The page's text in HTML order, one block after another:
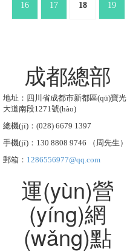
16 17 18 19
成都總部
地址：四川省成都市新都區(qū)寶光
大道南段1271號(hào)
總機(jī)：(028) 6679 1397
手機(jī)：130 8808 9746 （周先生）
郵箱： 1286556977@qq.com
運(yùn)營
(yíng)網
(wǎng)點